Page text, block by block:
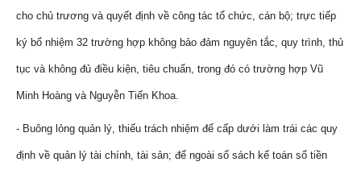
cho chủ trương và quyết định về công tác tổ chức, cán bộ; trực tiếp
ký bổ nhiệm 32 trường hợp không bảo đảm nguyên tắc, quy trình, thủ
tục và không đủ điều kiện, tiêu chuẩn, trong đó có trường hợp Vũ
Minh Hoàng và Nguyễn Tiến Khoa.
- Buông lỏng quản lý, thiếu trách nhiệm để cấp dưới làm trái các quy
định về quản lý tài chính, tài sản; để ngoài sổ sách kế toán số tiền